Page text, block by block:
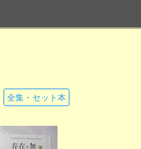
全集・セット本